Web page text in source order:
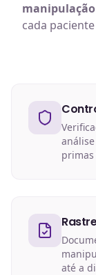
cada
até a